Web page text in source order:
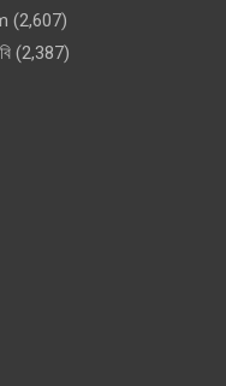
(2,607)
(2,387)